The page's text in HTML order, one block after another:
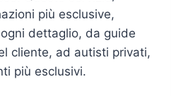
più esclusive,
dettaglio, da guide
cliente, ad autisti privati,
più esclusivi.